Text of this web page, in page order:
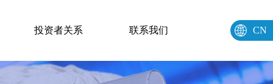
投资者关系 联系我们 CN